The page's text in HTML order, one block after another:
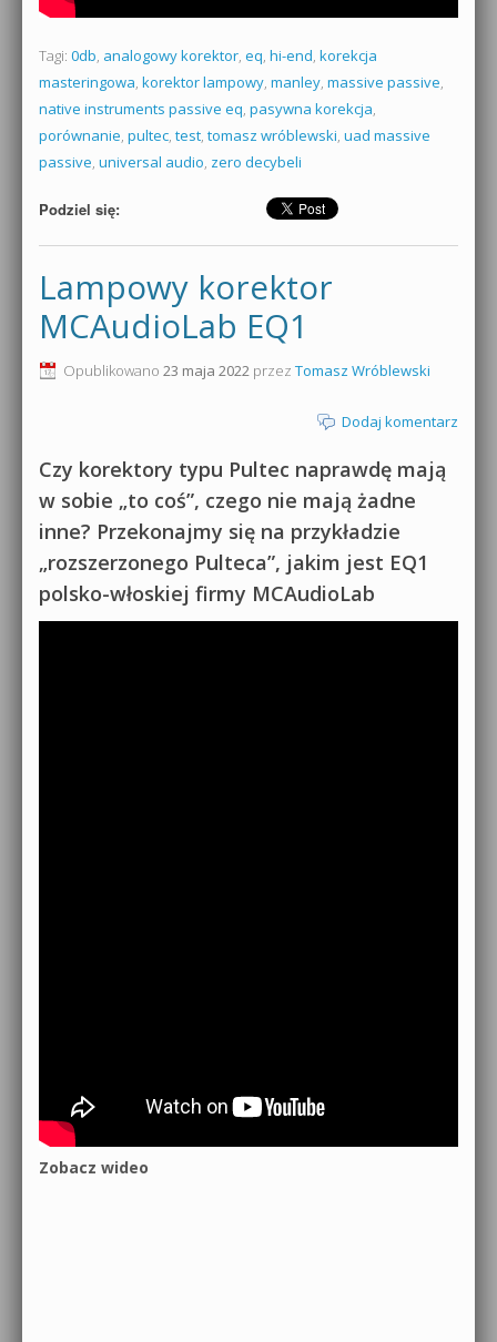
Tagi: 0db, analogowy korektor, eq, hi-end, korekcja
masteringowa, korektor lampowy, manley, massive passive,
native instruments passive eq, pasywna korekcja,
porównanie, pultec, test, tomasz wróblewski, uad massive
passive, universal audio, zero decybeli
Podziel się:
Lampowy korektor
MCAudioLab EQ1
Opublikowano 23 maja 2022 przez Tomasz Wróblewski
Dodaj komentarz
Czy korektory typu Pultec naprawdę mają
w sobie „to coś”, czego nie mają żadne
inne? Przekonajmy się na przykładzie
„rozszerzonego Pulteca”, jakim jest EQ1
polsko-włoskiej firmy MCAudioLab
Zobacz wideo